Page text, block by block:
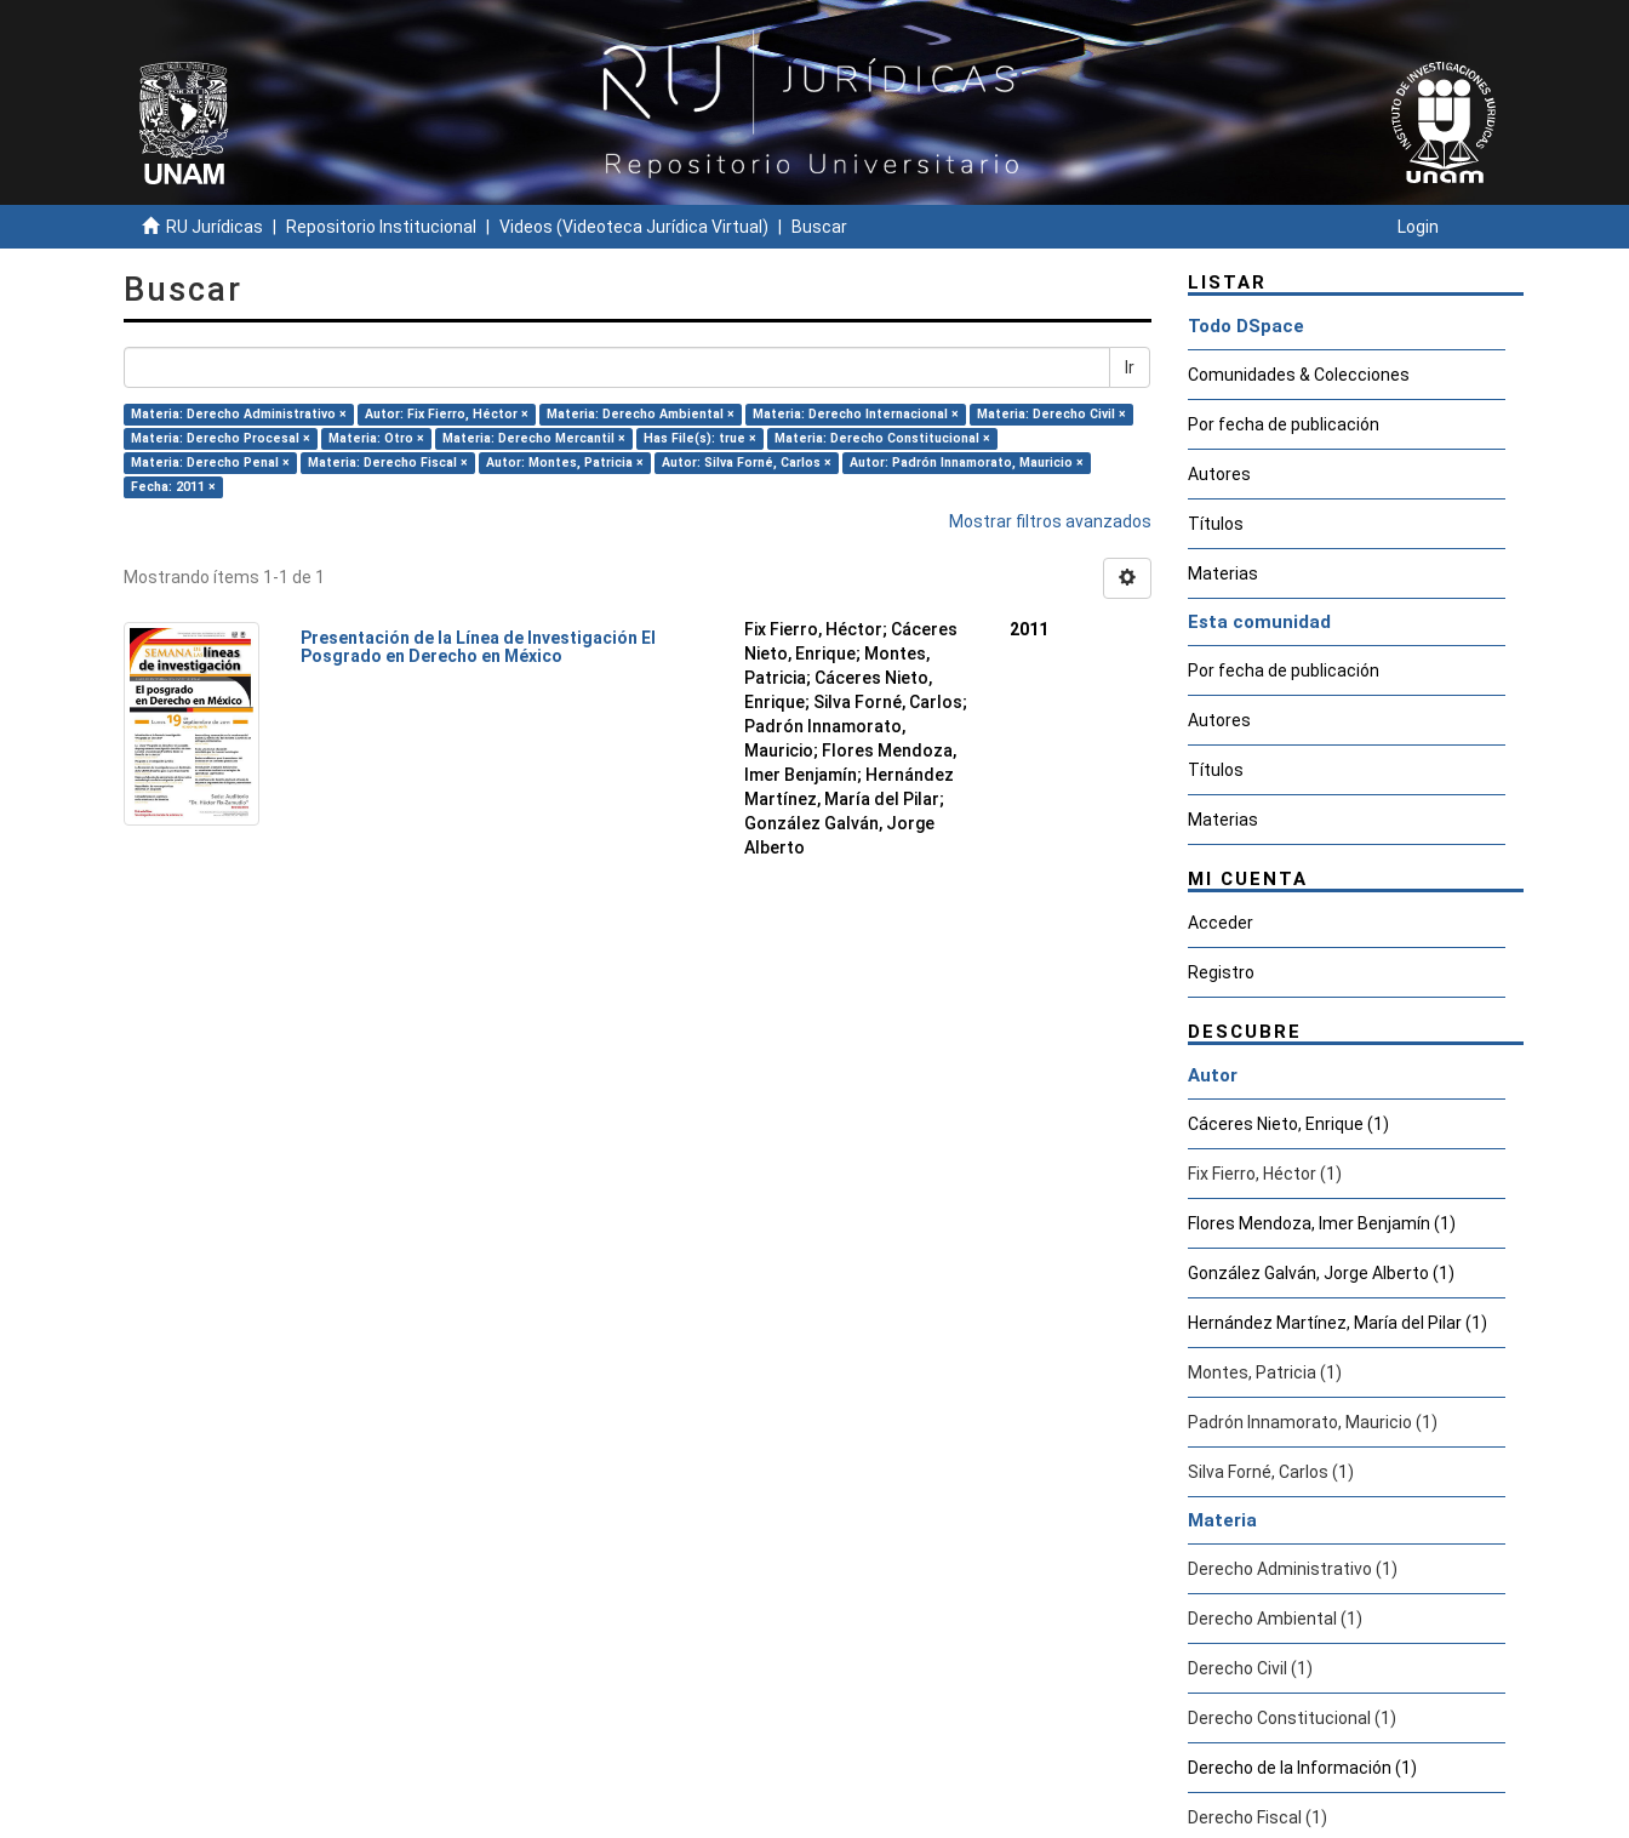
RU Jurídicas Repositorio Institucional Videos (Videoteca Jurídica Virtual) Buscar Login
Buscar
Ir
Materia: Derecho Administrativo × Autor: Fix Fierro, Héctor × Materia: Derecho Ambiental × Materia: Derecho Internacional ×
Materia: Derecho Civil ×
Materia: Derecho Procesal ×
Materia: Otro × Materia: Derecho Mercantil × Has File(s): true ×
Materia: Derecho Constitucional ×
Materia: Derecho Penal ×
Materia: Derecho Fiscal × Autor: Montes, Patricia × Autor: Silva Forné, Carlos ×
Autor: Padrón Innamorato, Mauricio ×
Fecha: 2011 ×
Mostrar filtros avanzados
Mostrando ítems 1-1 de 1
Presentación de la Línea de Investigación El
Posgrado en Derecho en México
Fix Fierro, Héctor; Cáceres
Nieto, Enrique; Montes,
Patricia; Cáceres Nieto,
Enrique; Silva Forné, Carlos;
Padrón Innamorato,
Mauricio; Flores Mendoza,
Imer Benjamín; Hernández
Martínez, María del Pilar;
González Galván, Jorge
Alberto
2011
LISTAR
Todo DSpace
Comunidades & Colecciones
Por fecha de publicación
Autores
Títulos
Materias
Esta comunidad
Por fecha de publicación
Autores
Títulos
Materias
MI CUENTA
Acceder
Registro
DESCUBRE
Autor
Cáceres Nieto, Enrique (1)
Fix Fierro, Héctor (1)
Flores Mendoza, Imer Benjamín (1)
González Galván, Jorge Alberto (1)
Hernández Martínez, María del Pilar (1)
Montes, Patricia (1)
Padrón Innamorato, Mauricio (1)
Silva Forné, Carlos (1)
Materia
Derecho Administrativo (1)
Derecho Ambiental (1)
Derecho Civil (1)
Derecho Constitucional (1)
Derecho de la Información (1)
Derecho Fiscal (1)